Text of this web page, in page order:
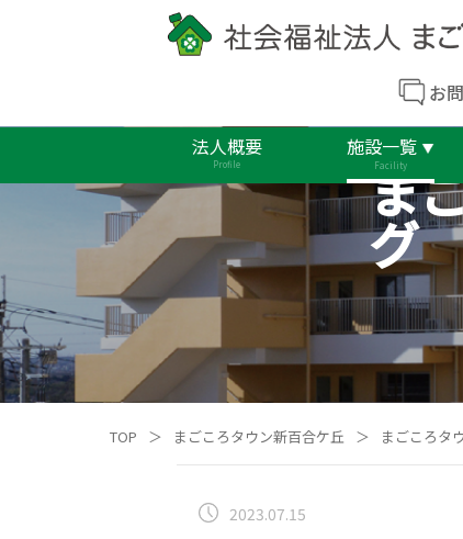
お
法人概要
Profile
施設一覧
Facility
ま
グ
TOP ＞ まごころタウン新百合ケ丘 ＞ まごころタ
2023.07.15